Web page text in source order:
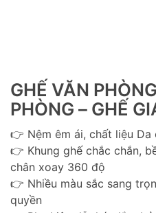
GHẾ VĂN
PHÒNG – GHẾ
👉 Nệm êm ái, chất liệu Da
👉 Khung ghế chắc chắn,
chân xoay 360 độ
👉 Nhiều màu sắc sang
quyền